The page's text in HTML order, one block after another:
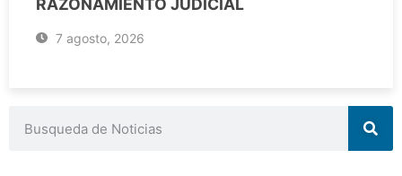
RAZONAMIENTO JUDICIAL
7 agosto, 2026